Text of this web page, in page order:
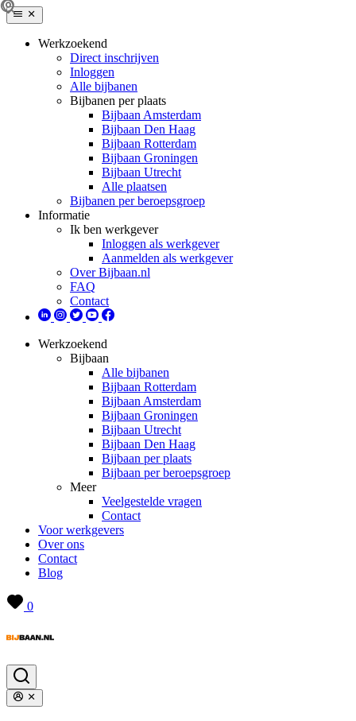
Werkzoekend
Direct inschrijven
Inloggen
Alle bijbanen
Bijbanen per plaats
Bijbaan Amsterdam
Bijbaan Den Haag
Bijbaan Rotterdam
Bijbaan Groningen
Bijbaan Utrecht
Alle plaatsen
Bijbanen per beroepsgroep
Informatie
Ik ben werkgever
Inloggen als werkgever
Aanmelden als werkgever
Over Bijbaan.nl
FAQ
Contact
Werkzoekend
Bijbaan
Alle bijbanen
Bijbaan Rotterdam
Bijbaan Amsterdam
Bijbaan Groningen
Bijbaan Utrecht
Bijbaan Den Haag
Bijbaan per plaats
Bijbaan per beroepsgroep
Meer
Veelgestelde vragen
Contact
Voor werkgevers
Over ons
Contact
Blog
0